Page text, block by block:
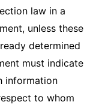
law in a
unless these
determined
must indicate
information
to whom